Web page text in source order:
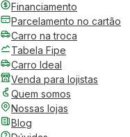
Financiamento
Parcelamento no cartão
Carro na troca
Tabela Fipe
Carro Ideal
Venda para lojistas
Quem somos
Nossas lojas
Blog